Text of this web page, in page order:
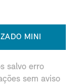
MINI
salvo erro
sem aviso